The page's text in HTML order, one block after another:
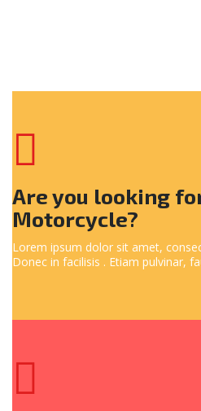
Are you looking
Motorcycle?
Lorem ipsum dolor sit amet,
Donec in facilisis . Etiam pulvinar,